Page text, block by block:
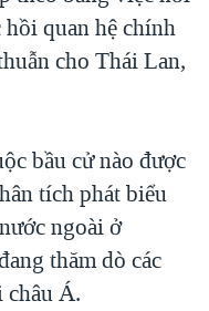
quan hệ chính
cho Thái Lan,
bầu cử nào được
tích phát biểu
ngoài ở
thăm dò các
châu Á.